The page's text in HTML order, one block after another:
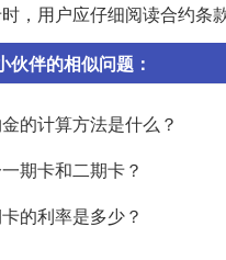
，用户应仔细阅读合约条
伙伴的相似问题：
的计算方法是什么？
期卡和二期卡？
的利率是多少？